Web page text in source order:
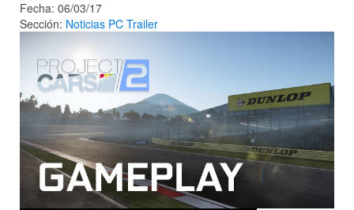
Fecha: 06/03/17
Sección: Noticias PC Trailer